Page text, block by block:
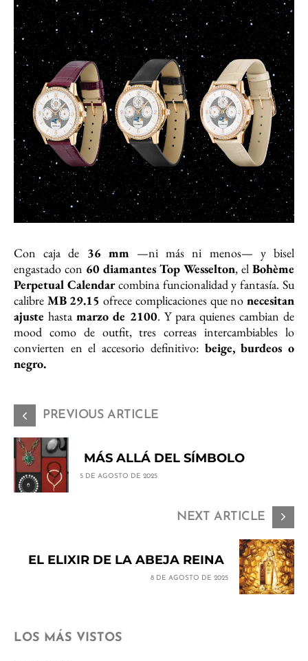
Con caja de 36 mm —ni más ni menos— y bisel
engastado con 60 diamantes Top Wesselton, el Bohème
Perpetual Calendarcombina funcionalidad y fantasía. Su
calibre MB 29.15 ofrece complicaciones que nonecesitan
ajustehastamarzo de 2100. Y para quienes cambian de
mood como de outfit, tres correas intercambiables lo
convierten en el accesorio definitivo: beige, burdeos o
negro.
PREVIOUS ARTICLE
MÁS ALLÁ DEL SÍMBOLO
5 DE AGOSTO DE 2025
NEXT ARTICLE
EL ELIXIR DE LA ABEJA REINA
8 DE AGOSTO DE 2025
LOS MÁS VISTOS